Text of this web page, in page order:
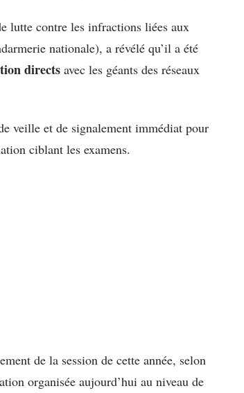
lutte contre les infractions liées aux
nationale), a révélé qu’il a été
directs avec les géants des réseaux
veille et de signalement immédiat pour
ciblant les examens.
de la session de cette année, selon
organisée aujourd’hui au niveau de